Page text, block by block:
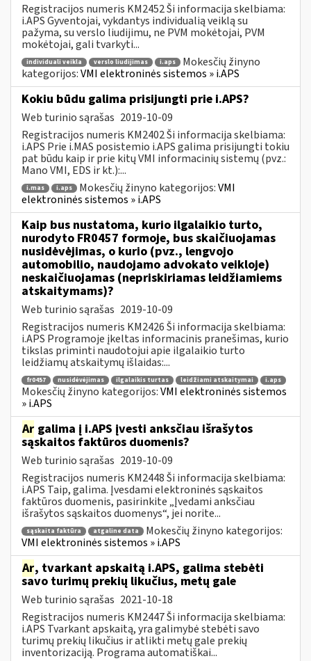
Registracijos numeris KM2452 Ši informacija skelbiama:
i.APS Gyventojai, vykdantys individualią veiklą su
pažyma, su verslo liudijimu, ne PVM mokėtojai, PVM
mokėtojai, gali tvarkyti...
individuali veikla verslo liudijimas i.aps
Mokesčių žinyno
kategorijos:VMI elektroninės sistemos » i.APS
Kokiu būdu galima prisijungti prie i.APS?
Web turinio sąrašas 2019-10-09
Registracijos numeris KM2402 Ši informacija skelbiama:
i.APS Prie i.MAS posistemio i.APS galima prisijungti tokiu
pat būdu kaip ir prie kitų VMI informacinių sistemų (pvz.:
Mano VMI, EDS ir kt.):...
i.mas i.aps Mokesčių žinyno kategorijos:VMI
elektroninės sistemos » i.APS
Kaip bus nustatoma, kurio ilgalaikio turto,
nurodyto FR0457 formoje, bus skaičiuojamas
nusidėvėjimas, o kurio (pvz., lengvojo
automobilio, naudojamo advokato veikloje)
neskaičiuojamas (nepriskiriamas leidžiamiems
atskaitymams)?
Web turinio sąrašas 2019-10-09
Registracijos numeris KM2426 Ši informacija skelbiama:
i.APS Programoje įkeltas informacinis pranešimas, kurio
tikslas priminti naudotojui apie ilgalaikio turto
leidžiamų atskaitymų išlaidas:...
fr0457 nusidėvėjimas ilgalaikis turtas leidžiami atskaitymai i.aps
Mokesčių žinyno kategorijos:VMI elektroninės sistemos
» i.APS
Ar galima į i.APS įvesti anksčiau išrašytos
sąskaitos faktūros duomenis?
Web turinio sąrašas 2019-10-09
Registracijos numeris KM2448 Ši informacija skelbiama:
i.APS Taip, galima. Įvesdami elektroninės sąskaitos
faktūros duomenis, pasirinkite „Įvedami anksčiau
išrašytos sąskaitos duomenys“, jei norite...
sąskaita faktūra atgaline data
Mokesčių žinyno kategorijos:
VMI elektroninės sistemos » i.APS
Ar, tvarkant apskaitą i.APS, galima stebėti
savo turimų prekių likučius, metų gale
Web turinio sąrašas 2021-10-18
Registracijos numeris KM2447 Ši informacija skelbiama:
i.APS Tvarkant apskaitą, yra galimybė stebėti savo
turimų prekių likučius ir atlikti metų gale prekių
inventorizaciją. Programa automatiškai...